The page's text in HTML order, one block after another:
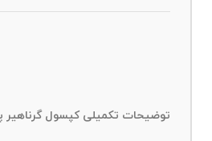
توضیحات تکمیلی کپسول گرناهیر